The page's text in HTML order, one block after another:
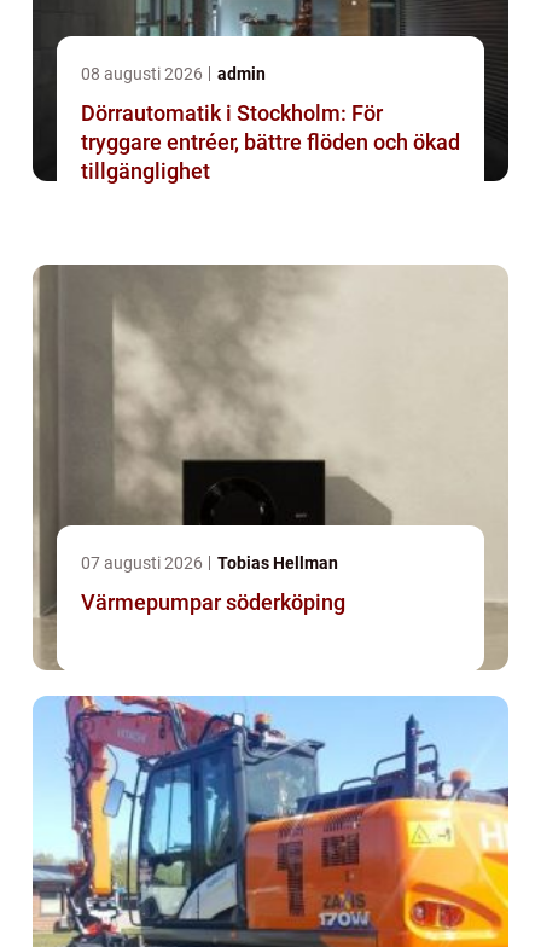
08 augusti 2026 admin
Dörrautomatik i Stockholm: För
tryggare entréer, bättre flöden och ökad
tillgänglighet
07 augusti 2026 Tobias Hellman
Värmepumpar söderköping